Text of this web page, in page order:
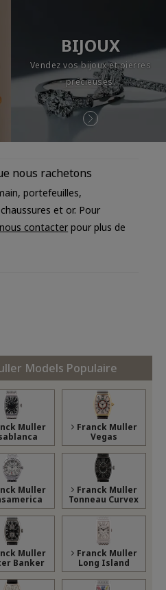
BIJOUX
Vendez vos bijoux et pierres
précieuses.
nous rachetons
portefeuilles,
et or. Pour
nous contacter pour plus de
Models Populaire
Muller
Franck Muller
Vegas
Muller
Franck Muller
Tonneau Curvex
Muller
Banker
Franck Muller
Long Island